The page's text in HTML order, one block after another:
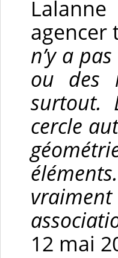
agencer
n’y a
ou des
surtout.
cercle
12 mai